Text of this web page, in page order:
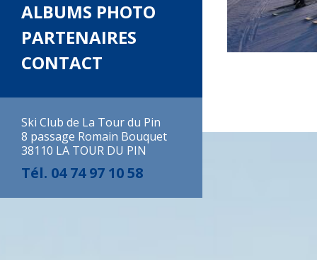
ALBUMS PHOTO
PARTENAIRES
CONTACT
Ski Club de La Tour du Pin
8 passage Romain Bouquet
38110 LA TOUR DU PIN
Tél. 04 74 97 10 58